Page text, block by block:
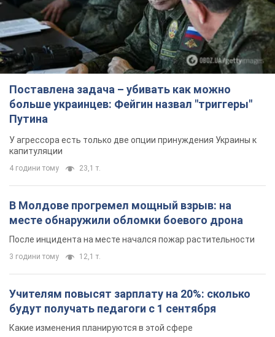
Поставлена задача – убивать как можно
больше украинцев: Фейгин назвал "триггеры"
Путина
У агрессора есть только две опции принуждения Украины к
капитуляции
4 години тому 23,1 т.
В Молдове прогремел мощный взрыв: на
месте обнаружили обломки боевого дрона
После инцидента на месте начался пожар растительности
3 години тому 12,1 т.
Учителям повысят зарплату на 20%: сколько
будут получать педагоги с 1 сентября
Какие изменения планируются в этой сфере